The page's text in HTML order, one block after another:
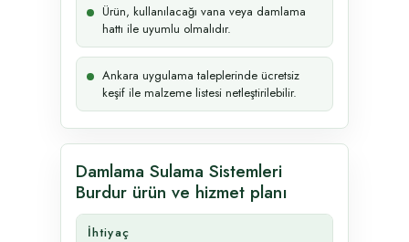
Ürün, kullanılacağı vana veya damlama
hattı ile uyumlu olmalıdır.
Ankara uygulama taleplerinde ücretsiz
keşif ile malzeme listesi netleştirilebilir.
Damlama Sulama Sistemleri
Burdur ürün ve hizmet planı
İhtiyaç